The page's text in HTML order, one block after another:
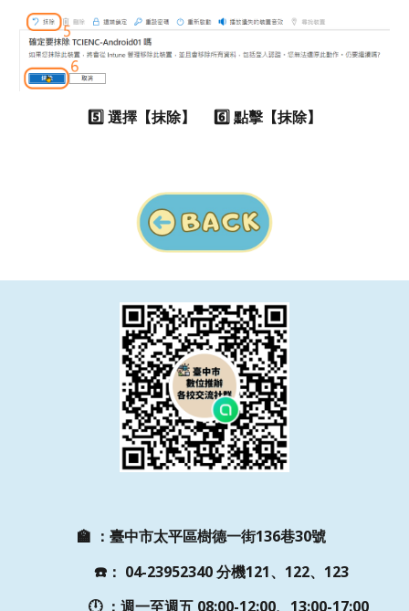
5️⃣ 選擇 【抹除】 6️⃣ 點擊 【抹除】
🏫 ： 臺中市太平區樹德一街136巷30號
☎️： 04-23952340 分機121、122、123
🕛 ：週一至週五 08:00-12:00、13:00-17:00